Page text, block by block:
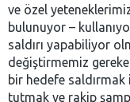
ve özel
bulunuyor –
saldırı yapabiliyor
değiştirmemiz
bir hedefe saldırmak
tutmak ve rakip